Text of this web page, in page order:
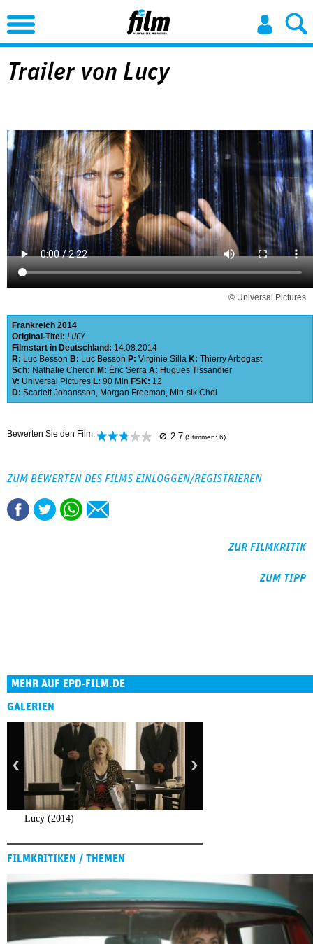
Jump to Navigation
Trailer von Lucy
© Universal Pictures
Frankreich 2014
Original-Titel: LUCY
Filmstart in Deutschland: 14.08.2014
R: Luc Besson B: Luc Besson P: Virginie Silla K: Thierry Arbogast
Sch: Nathalie Cheron M: Éric Serra A: Hugues Tissandier
V: Universal Pictures L: 90 Min FSK: 12
D: Scarlett Johansson, Morgan Freeman, Min-sik Choi
Bewerten Sie den Film: ⌀ 2.7 (Stimmen: 6)
ZUM BEWERTEN DES FILMS EINLOGGEN/REGISTRIEREN
ZUR FILMKRITIK
ZUM TIPP
MEHR AUF EPD-FILM.DE
GALERIEN
Lucy (2014)
FILMKRITIKEN / THEMEN